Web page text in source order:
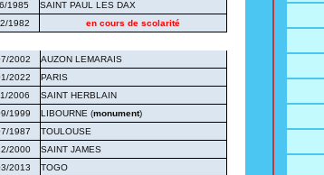
1985
SAINT PAUL LES DAX
1982 en cours de scolarité
2002
AUZON LEMARAIS
2022
PARIS
2006
SAINT HERBLAIN
1999 LIBOURNE (monument)
1987
TOULOUSE
2000
SAINT JAMES
2013
TOGO